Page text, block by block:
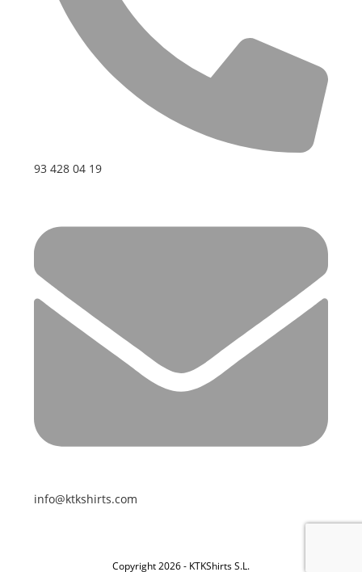
93 428 04 19
info@ktkshirts.com
Copyright 2026 - KTKShirts S.L.